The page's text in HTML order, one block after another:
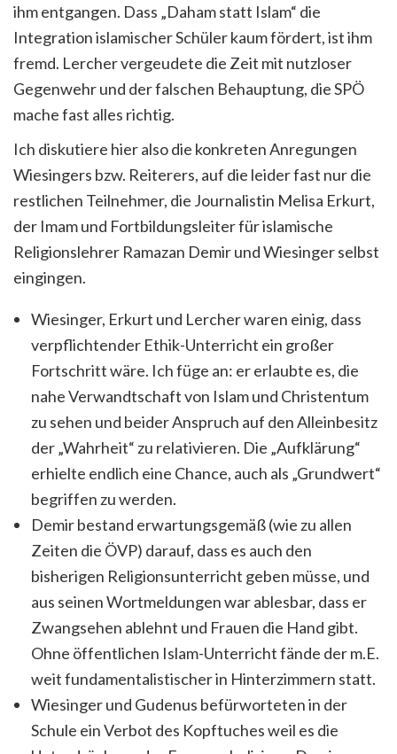
ihm entgangen. Dass „Daham statt Islam“ die
Integration islamischer Schüler kaum fördert, ist ihm
fremd. Lercher vergeudete die Zeit mit nutzloser
Gegenwehr und der falschen Behauptung, die SPÖ
mache fast alles richtig.
Ich diskutiere hier also die konkreten Anregungen
Wiesingers bzw. Reiterers, auf die leider fast nur die
restlichen Teilnehmer, die Journalistin Melisa Erkurt,
der Imam und Fortbildungsleiter für islamische
Religionslehrer Ramazan Demir und Wiesinger selbst
eingingen.
Wiesinger, Erkurt und Lercher waren einig, dass
verpflichtender Ethik-Unterricht ein großer
Fortschritt wäre. Ich füge an: er erlaubte es, die
nahe Verwandtschaft von Islam und Christentum
zu sehen und beider Anspruch auf den Alleinbesitz
der „Wahrheit“ zu relativieren. Die „Aufklärung“
erhielte endlich eine Chance, auch als „Grundwert“
begriffen zu werden.
Demir bestand erwartungsgemäß (wie zu allen
Zeiten die ÖVP) darauf, dass es auch den
bisherigen Religionsunterricht geben müsse, und
aus seinen Wortmeldungen war ablesbar, dass er
Zwangsehen ablehnt und Frauen die Hand gibt.
Ohne öffentlichen Islam-Unterricht fände der m.E.
weit fundamentalistischer in Hinterzimmern statt.
Wiesinger und Gudenus befürworteten in der
Schule ein Verbot des Kopftuches weil es die